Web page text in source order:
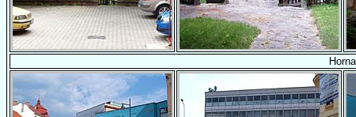
Horna